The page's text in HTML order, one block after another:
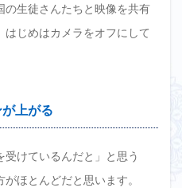
の生徒さんたちと映像を共有
じめはカメラをオフにして
上がる
受けているんだと」と思う
ほとんどだと思います。